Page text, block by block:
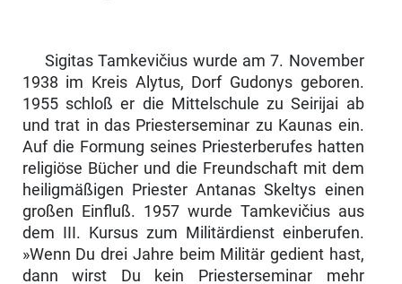
Sigitas Tamkevičius wurde am 7. November
1938 im Kreis Alytus, Dorf Gudonys geboren.
1955 schloß er die Mittelschule zu Seirijai ab
und trat in das Priesterseminar zu Kaunas ein.
Auf die Formung seines Priesterberufes hatten
religiöse Bücher und die Freundschaft mit dem
heiligmäßigen Priester Antanas Skeltys einen
großen Einfluß. 1957 wurde Tamkevičius aus
dem III. Kursus zum Militärdienst einberufen.
»Wenn Du drei Jahre beim Mi­litär gedient hast,
dann wirst Du kein Priesterseminar mehr